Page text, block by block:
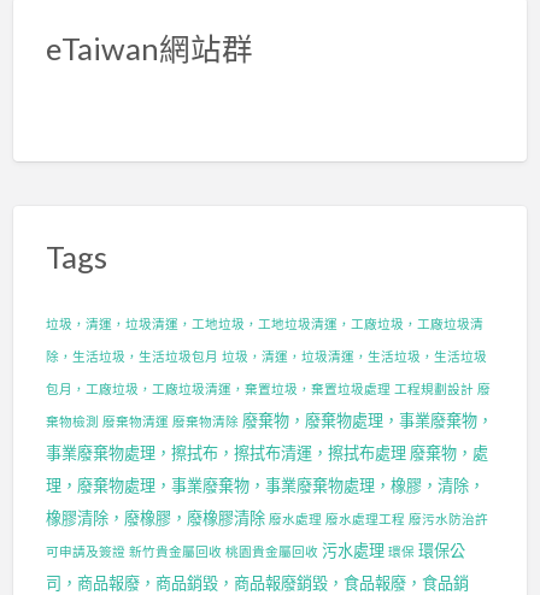
eTaiwan網站群
Tags
垃圾，清運，垃圾清運，工地垃圾，工地垃圾清運，工廠垃圾，工廠垃圾清
除，生活垃圾，生活垃圾包月 垃圾，清運，垃圾清運，生活垃圾，生活垃圾
包月，工廠垃圾，工廠垃圾清運，棄置垃圾，棄置垃圾處理 工程規劃設計 廢
棄物檢測 廢棄物清運 廢棄物清除 廢棄物，廢棄物處理，事業廢棄物，
事業廢棄物處理，擦拭布，擦拭布清運，擦拭布處理 廢棄物，處
理，廢棄物處理，事業廢棄物，事業廢棄物處理，橡膠，清除，
橡膠清除，廢橡膠，廢橡膠清除 廢水處理 廢水處理工程 廢污水防治許
可申請及簽證 新竹貴金屬回收 桃園貴金屬回收 污水處理 環保 環保公
司，商品報廢，商品銷毀，商品報廢銷毀，食品報廢，食品銷